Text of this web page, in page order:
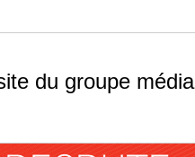
du groupe média